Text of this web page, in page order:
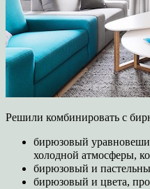
Решили комбинировать с
бирюзовый
холодной атмосферы,
бирюзовый и
бирюзовый и цвета,